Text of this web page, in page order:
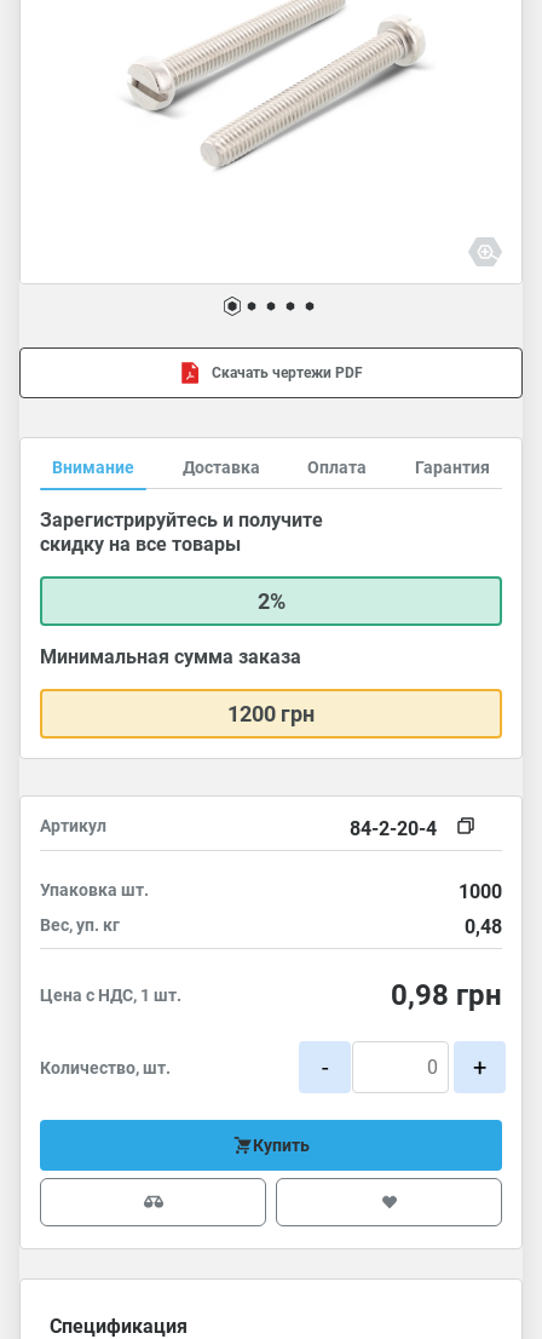
Скачать чертежи PDF
Внимание Доставка Оплата Гарантия
Зарегистрируйтесь и получите
скидку на все товары
2%
Минимальная сумма заказа
1200 грн
Артикул 84-2-20-4
Упаковка шт. 1000
Вес, уп. кг 0,48
Цена с НДС, 1 шт. 0,98 грн
Количество, шт. - +
Купить
Спецификация